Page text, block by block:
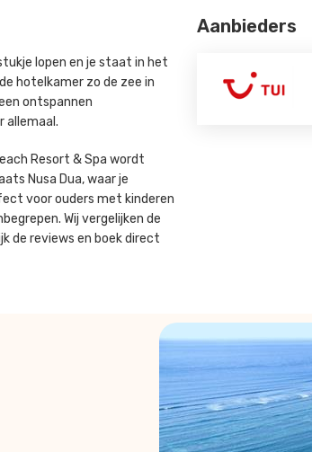
lopen en je staat in het
hotelkamer zo de zee in
ontspannen
allemaal.
Resort & Spa wordt
Nusa Dua, waar je
voor ouders met kinderen
Wij vergelijken de
de reviews en boek direct
Aanbieders